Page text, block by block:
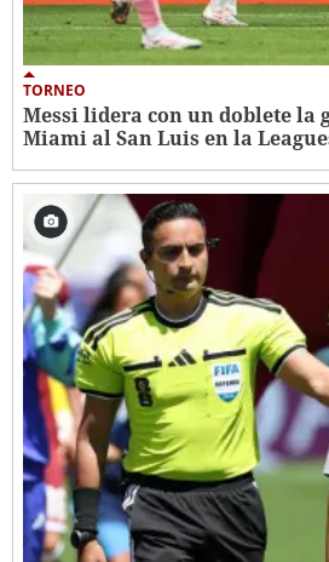
TORNEO
Messi lidera con un doblete la
Miami al San Luis en la